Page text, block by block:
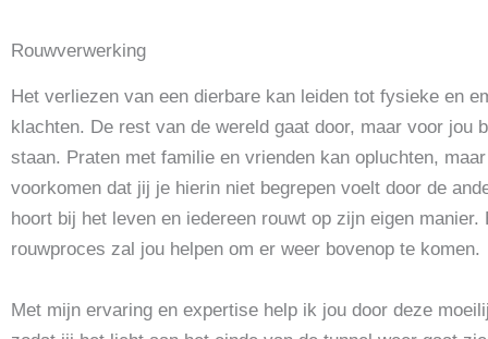
Rouwverwerking
Het verliezen van een dierbare kan leiden tot fysieke en
klachten. De rest van de wereld gaat door, maar voor jou
staan. Praten met familie en vrienden kan opluchten,
voorkomen dat jij je hierin niet begrepen voelt door de
hoort bij het leven en iedereen rouwt op zijn eigen manier.
rouwproces zal jou helpen om er weer bovenop te komen.
Met mijn ervaring en expertise help ik jou door deze